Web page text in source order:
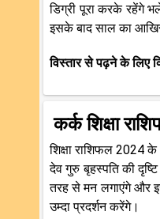
डिग्री पूरा करके रहेंगे
इसके बाद साल का
विस्तार से पढ़ने के लिए
कर्क शिक्षा
शिक्षा राशिफल 2024
देव गुरु बृहस्पति की
तरह से मन लगाएंगे और
उम्दा प्रदर्शन करेंगे।